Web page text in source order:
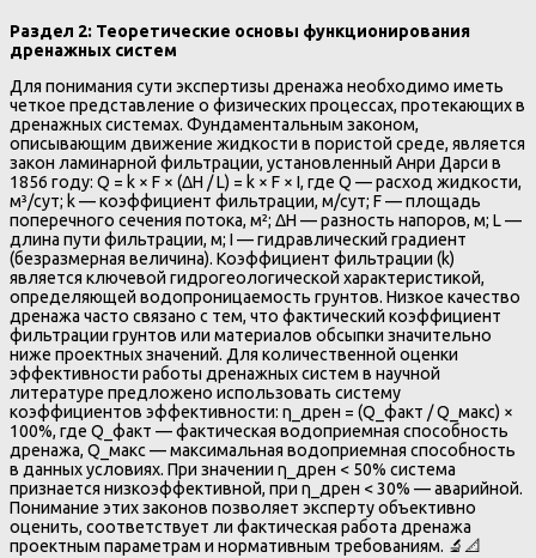
Раздел 2: Теоретические основы функционирования
дренажных систем
Для понимания сути экспертизы дренажа необходимо иметь
четкое представление о физических процессах, протекающих в
дренажных системах. Фундаментальным законом,
описывающим движение жидкости в пористой среде, является
закон ламинарной фильтрации, установленный Анри Дарси в
1856 году: Q = k × F × (ΔH / L) = k × F × I, где Q — расход жидкости,
м³/сут; k — коэффициент фильтрации, м/сут; F — площадь
поперечного сечения потока, м²; ΔH — разность напоров, м; L —
длина пути фильтрации, м; I — гидравлический градиент
(безразмерная величина). Коэффициент фильтрации (k)
является ключевой гидрогеологической характеристикой,
определяющей водопроницаемость грунтов. Низкое качество
дренажа часто связано с тем, что фактический коэффициент
фильтрации грунтов или материалов обсыпки значительно
ниже проектных значений. Для количественной оценки
эффективности работы дренажных систем в научной
литературе предложено использовать систему
коэффициентов эффективности: η_дрен = (Q_факт / Q_макс) ×
100%, где Q_факт — фактическая водоприемная способность
дренажа, Q_макс — максимальная водоприемная способность
в данных условиях. При значении η_дрен < 50% система
признается низкоэффективной, при η_дрен < 30% — аварийной.
Понимание этих законов позволяет эксперту объективно
оценить, соответствует ли фактическая работа дренажа
проектным параметрам и нормативным требованиям. 🔬📐